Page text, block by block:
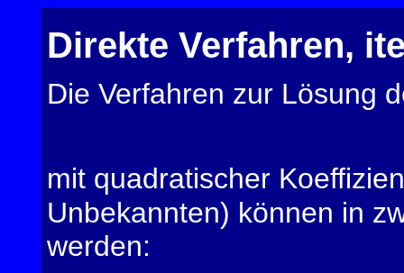
Direkte Verfahren,
Die Verfahren zur Lösung
mit quadratischer
Unbekannten) können in
werden: